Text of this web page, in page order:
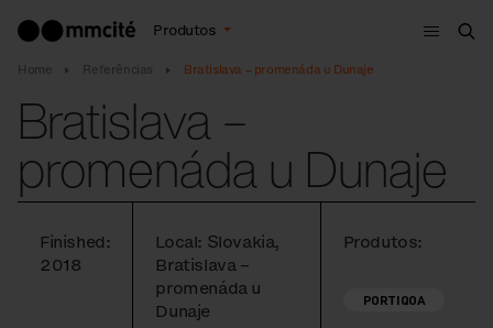
Produtos
Menu
Home Referências Bratislava – promenáda u Dunaje
Bratislava –
promenáda u Dunaje
Finished:
2018
Local: Slovakia,
Bratislava –
promenáda u
Dunaje
Produtos:
PORTIQOA